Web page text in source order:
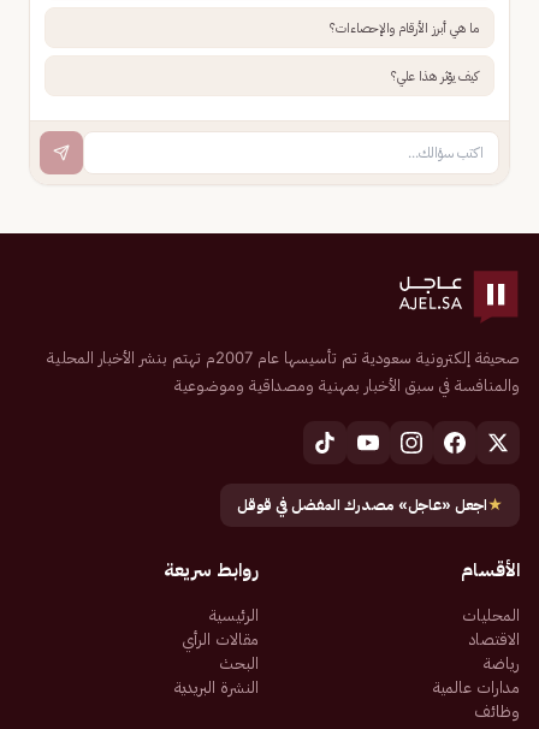
ما هي أبرز الأرقام والإحصاءات؟
كيف يؤثر هذا علي؟
صحيفة إلكترونية سعودية تم تأسيسها عام 2007م تهتم بنشر الأخبار المحلية
والمنافسة في سبق الأخبار بمهنية ومصداقية وموضوعية
★اجعل «عاجل» مصدرك المفضل في قوقل
الأقسام
المحليات
الاقتصاد
رياضة
مدارات عالمية
وظائف
روابط سريعة
الرئيسية
مقالات الرأي
البحث
النشرة البريدية